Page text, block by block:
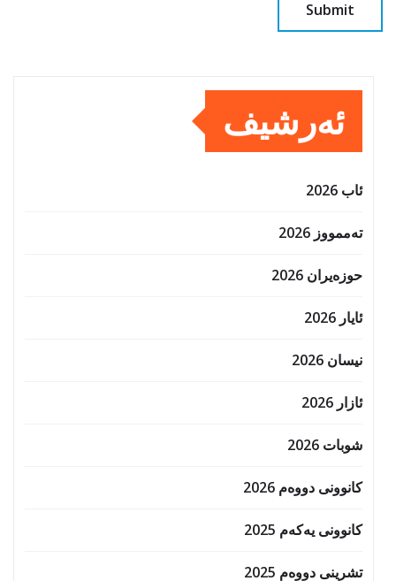
ئەرشیف
ئاب 2026
تەممووز 2026
حوزه‌یران 2026
ئایار 2026
نیسان 2026
ئازار 2026
شوبات 2026
کانوونی دووەم 2026
کانوونی یەکەم 2025
تشرینی دووەم 2025